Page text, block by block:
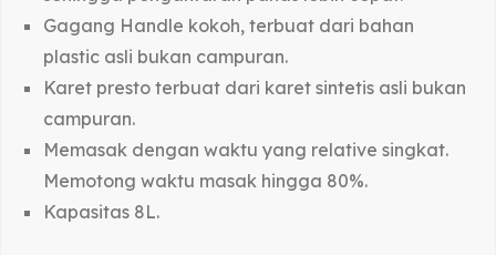
Gagang Handle kokoh, terbuat dari bahan
plastic asli bukan campuran.
Karet presto terbuat dari karet sintetis asli bukan
campuran.
Memasak dengan waktu yang relative singkat.
Memotong waktu masak hingga 80%.
Kapasitas 8L.